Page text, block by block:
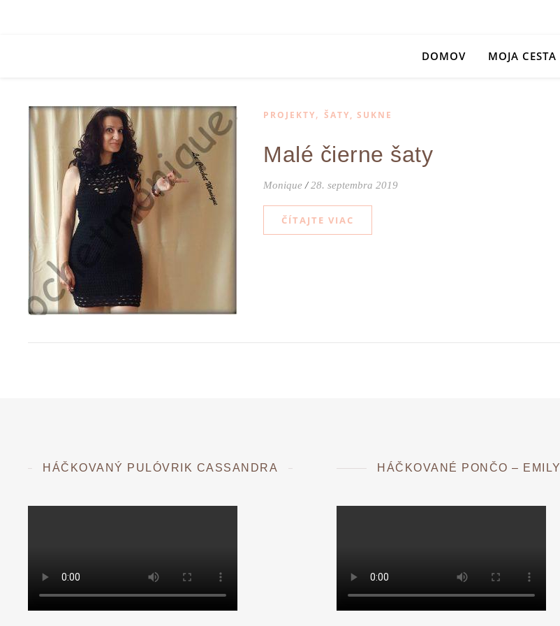
DOMOV MOJA CESTA
PROJEKTY, ŠATY, SUKNE
Malé čierne šaty
Monique / 28. septembra 2019
ČÍTAJTE VIAC
HÁČKOVANÝ PULÓVRIK CASSANDRA HÁČKOVANÉ PONČO – EMILY